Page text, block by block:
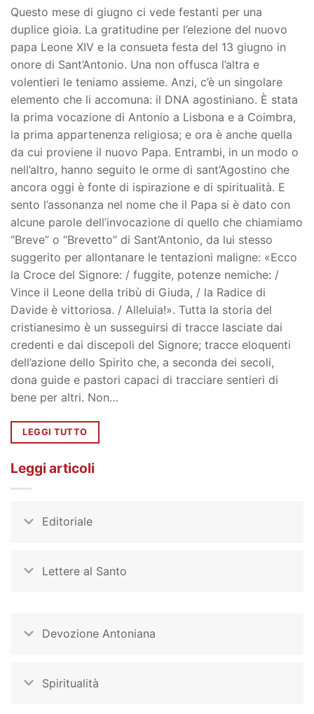
Questo mese di giugno ci vede festanti per una
duplice gioia. La gratitudine per l’elezione del nuovo
papa Leone XIV e la consueta festa del 13 giugno in
onore di Sant’Antonio. Una non offusca l’altra e
volentieri le teniamo assieme. Anzi, c’è un singolare
elemento che li accomuna: il DNA agostiniano. È stata
la prima vocazione di Antonio a Lisbona e a Coimbra,
la prima appartenenza religiosa; e ora è anche quella
da cui proviene il nuovo Papa. Entrambi, in un modo o
nell’altro, hanno seguito le orme di sant’Agostino che
ancora oggi è fonte di ispirazione e di spiritualità. E
sento l’assonanza nel nome che il Papa si è dato con
alcune parole dell’invocazione di quello che chiamiamo
“Breve” o “Brevetto” di Sant’Antonio, da lui stesso
suggerito per allontanare le tentazioni maligne: «Ecco
la Croce del Signore: / fuggite, potenze nemiche: /
Vince il Leone della tribù di Giuda, / la Radice di
Davide è vittoriosa. / Alleluia!». Tutta la storia del
cristianesimo è un susseguirsi di tracce lasciate dai
credenti e dai discepoli del Signore; tracce eloquenti
dell’azione dello Spirito che, a seconda dei secoli,
dona guide e pastori capaci di tracciare sentieri di
bene per altri. Non…
LEGGI TUTTO
Leggi articoli
Editoriale
Lettere al Santo
Devozione Antoniana
Spiritualità